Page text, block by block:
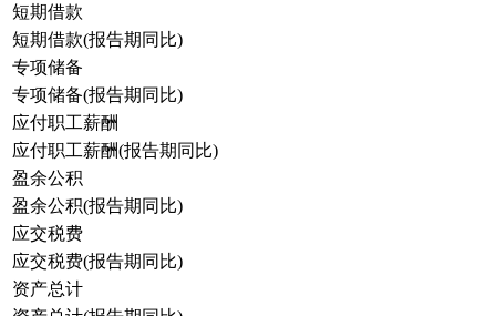
短期借款
短期借款(报告期同比)
专项储备
专项储备(报告期同比)
应付职工薪酬
应付职工薪酬(报告期同比)
盈余公积
盈余公积(报告期同比)
应交税费
应交税费(报告期同比)
资产总计